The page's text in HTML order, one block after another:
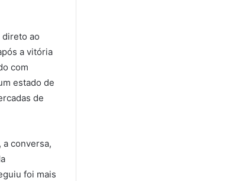
direto ao
a vitória
com
estado de
de
a conversa,
foi mais